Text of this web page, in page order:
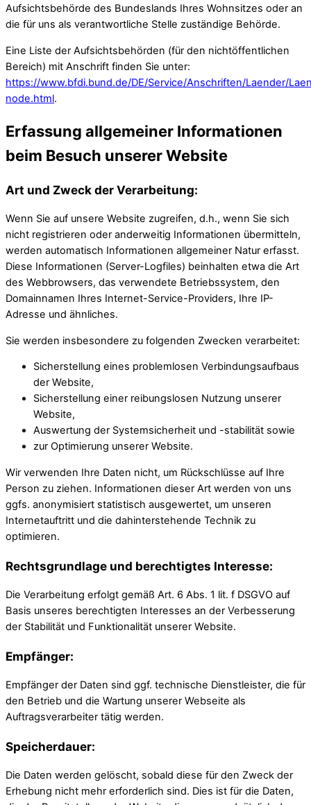
Aufsichtsbehörde des Bundeslands Ihres Wohnsitzes oder an
die für uns als verantwortliche Stelle zuständige Behörde.
Eine Liste der Aufsichtsbehörden (für den nichtöffentlichen
Bereich) mit Anschrift finden Sie unter:
https://www.bfdi.bund.de/DE/Service/Anschriften/Laender/
node.html.
Erfassung allgemeiner Informationen
beim Besuch unserer Website
Art und Zweck der Verarbeitung:
Wenn Sie auf unsere Website zugreifen, d.h., wenn Sie sich
nicht registrieren oder anderweitig Informationen übermitteln,
werden automatisch Informationen allgemeiner Natur erfasst.
Diese Informationen (Server-Logfiles) beinhalten etwa die Art
des Webbrowsers, das verwendete Betriebssystem, den
Domainnamen Ihres Internet-Service-Providers, Ihre IP-
Adresse und ähnliches.
Sie werden insbesondere zu folgenden Zwecken verarbeitet:
Sicherstellung eines problemlosen Verbindungsaufbaus
der Website,
Sicherstellung einer reibungslosen Nutzung unserer
Website,
Auswertung der Systemsicherheit und -stabilität sowie
zur Optimierung unserer Website.
Wir verwenden Ihre Daten nicht, um Rückschlüsse auf Ihre
Person zu ziehen. Informationen dieser Art werden von uns
ggfs. anonymisiert statistisch ausgewertet, um unseren
Internetauftritt und die dahinterstehende Technik zu
optimieren.
Rechtsgrundlage und berechtigtes Interesse:
Die Verarbeitung erfolgt gemäß Art. 6 Abs. 1 lit. f DSGVO auf
Basis unseres berechtigten Interesses an der Verbesserung
der Stabilität und Funktionalität unserer Website.
Empfänger:
Empfänger der Daten sind ggf. technische Dienstleister, die für
den Betrieb und die Wartung unserer Webseite als
Auftragsverarbeiter tätig werden.
Speicherdauer:
Die Daten werden gelöscht, sobald diese für den Zweck der
Erhebung nicht mehr erforderlich sind. Dies ist für die Daten,